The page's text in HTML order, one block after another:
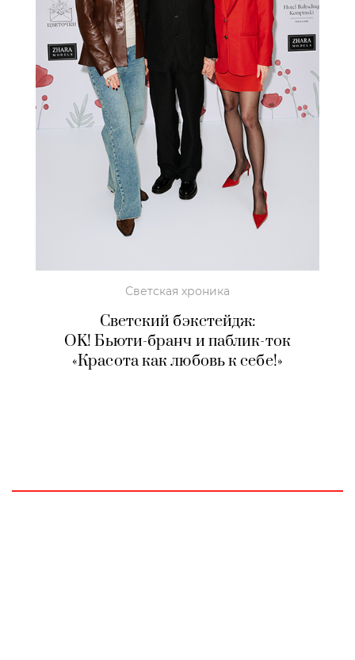
Светская хроника
Светский бэкстейдж:
OK! Бьюти-бранч и паблик-ток
«Красота как любовь к себе!»